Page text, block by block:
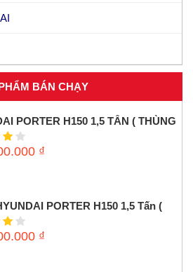
BÁN CHẠY
PORTER H150 1,5 TẤN ( THÙNG
₫
PORTER H150 1,5 Tấn (
bạt)
₫